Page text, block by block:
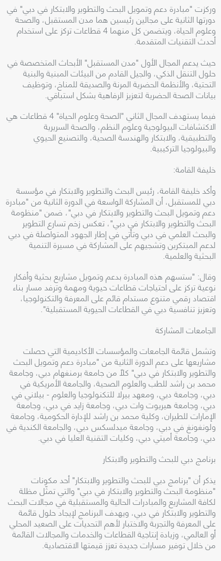
وركزت "مبادرة دعم وتمويل البحث والتطوير والابتكار في دبي" في
دورتها الثانية على مجالين رئيسين هما مدن المستقبل، والصحة
وعلوم الحياة، ويتضمن كل منهما 4 قطاعات تركز على استخدام
أحدث التقنيات المتقدمة.
حيث يدعم المجال الأول "مدن المستقبل" الأبحاث المتخصصة في
حلول التنقل الذكي، والجيل القادم من البيئات المبنية والبنية
التحتية، والأنظمة الحضرية المرنة والصديقة للمناخ، وتوظيف
بيانات الصحة الحضرية لتعزيز الرفاهية بشكل استباقي.
فيما يستهدف المجال الثاني "الصحة وعلوم الحياة" 4 قطاعات هي
الاكتشافات البيولوجية وعلوم النظم، والصحة السريرية
والتطبيقية، والابتكار والهندسة الصحية، والتصنيع الحيوي
والبيولوجيا التركيبية.
خليفة القامة:
وأكد خليفة القامة، رئيس البحث والتطوير والابتكار في مؤسسة
دبي للمستقبل، أن المشاركة الواسعة في الدورة الثانية من "مبادرة
دعم وتمويل البحث والتطوير والابتكار في دبي"، ضمن "منظومة
البحث والتطوير والابتكار في دبي"، تعكس زخم تسارع التطوير
والبحث العلمي في دبي وتأتي في إطار الجهود المتواصلة في دبي
لدعم المبتكرين وتشجيهم على المشاركة في مسيرة التنمية
البحثية والعلمية.
وقال: "ستسهم هذه المبادرة بدعم وتمويل مشاريع بحثية وأفكار
نوعية تركز على احتياجات قطاعات حيوية ومهمة وترفد مسار بناء
اقتصاد رقمي متنوع مستدام قائم على المعرفة والتكنولوجيا،
وتعزيز تنافسية دبي في القطاعات الحيوية المستقبلية".
الجامعات المشاركة
وتشمل قائمة الجامعات والمؤسسات الأكاديمية التي حصلت
مشاريعها على دعم الدورة الثانية من "مبادرة دعم وتمويل البحث
والتطوير والابتكار في دبي" كلاً من جامعة برمنغهام دبي، وجامعة
محمد بن راشد للطب والعلوم الصحية، والجامعة الأمريكية في
دبي، وجامعة دبي، ومعهد بيرلا للتكنولوجيا والعلوم - بيلاني في
دبي، وجامعة هيريوت وات دبي، وجامعة زايد في دبي، وجامعة
الإمارات للطيران، وكلية محمد بن راشد للإدارة الحكومية، وجامعة
ولونغونغ في دبي، وجامعة ميدلسكس دبي، والجامعة الكندية في
دبي، وجامعة أميتي دبي، وكليات التقنية العليا في دبي.
برنامج دبي للبحث والتطوير والابتكار
يذكر أن "برنامج دبي للبحث والتطوير والابتكار" أحد مكونات
"منظومة البحث والتطوير والابتكار في دبي" والتي تمثّل مظلة
لكافة المشاريع والمبادرات الحالية والمستقبلية في مجالات البحث
والتطوير والابتكار في دبي، ويهدف البرنامج لإيجاد حلول قائمة
على المعرفة والتجربة والاختبار لأهم التحديات على الصعيد المحلي
أو العالمي، وزيادة إنتاجية القطاعات والخدمات والمجالات القائمة
من خلال توفير مسارات جديدة تعزز قيمتها الاقتصادية.